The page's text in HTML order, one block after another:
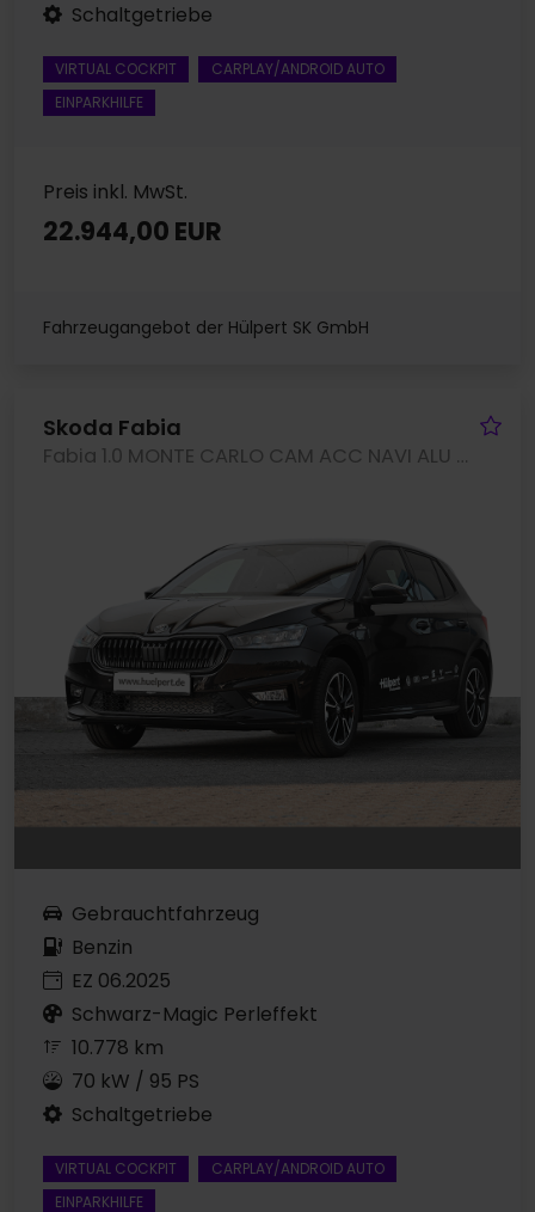
Schaltgetriebe
VIRTUAL COCKPIT
CARPLAY/ANDROID AUTO
EINPARKHILFE
Preis inkl. MwSt.
22.944,00 EUR
Fahrzeugangebot der Hülpert SK GmbH
Skoda Fabia
Fabia 1.0 MONTE CARLO CAM ACC NAVI ALU SITZHEIZ.
Gebrauchtfahrzeug
Benzin
EZ 06.2025
Schwarz-Magic Perleffekt
10.778 km
70 kW / 95 PS
Schaltgetriebe
VIRTUAL COCKPIT
CARPLAY/ANDROID AUTO
EINPARKHILFE